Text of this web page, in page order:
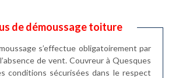
de démoussage toiture
s’effectue obligatoirement par
de vent. Couvreur à Quesques
conditions sécurisées dans le respect